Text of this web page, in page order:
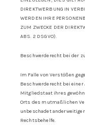
DIREKTWERBUNG IN
WERDEN IHRE
ZUM ZWECKE DER
ABS. 2 DSGVO).
Beschwerderecht bei der
Im Falle von Verstößen
Beschwerderecht bei
Mitgliedstaat ihres
Orts des mutmaßlichen
unbeschadet
Rechtsbehelfe.